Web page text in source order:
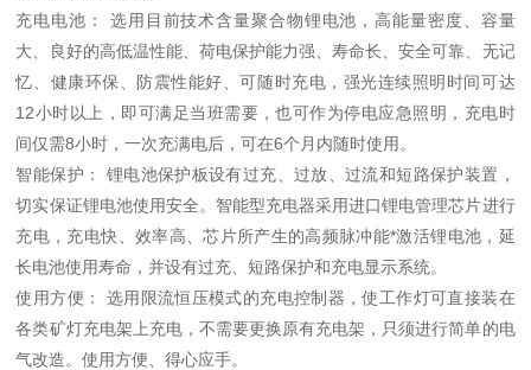
充电电池： 选用目前技术含量聚合物锂电池，高能量密度、容量
大、良好的高低温性能、荷电保护能力强、寿命长、安全可靠、无记
忆、健康环保、防震性能好、可随时充电，强光连续照明时间可达
12小时以上，即可满足当班需要，也可作为停电应急照明，充电时
间仅需8小时，一次充满电后，可在6个月内随时使用。
智能保护： 锂电池保护板设有过充、过放、过流和短路保护装置，
切实保证锂电池使用安全。智能型充电器采用进口锂电管理芯片进行
充电，充电快、效率高、芯片所产生的高频脉冲能*激活锂电池，延
长电池使用寿命，并设有过充、短路保护和充电显示系统。
使用方便： 选用限流恒压模式的充电控制器，使工作灯可直接装在
各类矿灯充电架上充电，不需要更换原有充电架，只须进行简单的电
气改造。使用方便、得心应手。